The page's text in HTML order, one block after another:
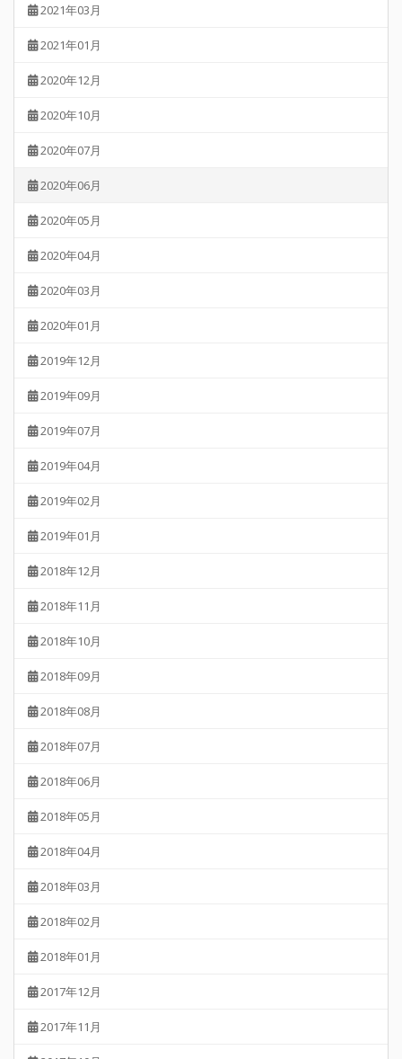
2021年03月
2021年01月
2020年12月
2020年10月
2020年07月
2020年06月
2020年05月
2020年04月
2020年03月
2020年01月
2019年12月
2019年09月
2019年07月
2019年04月
2019年02月
2019年01月
2018年12月
2018年11月
2018年10月
2018年09月
2018年08月
2018年07月
2018年06月
2018年05月
2018年04月
2018年03月
2018年02月
2018年01月
2017年12月
2017年11月